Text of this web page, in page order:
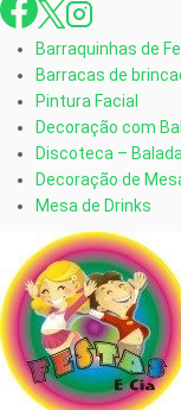
Barraquinhas de
Barracas de
Pintura Facial
Decoração com
Discoteca – Balada
Decoração de
Mesa de Drinks